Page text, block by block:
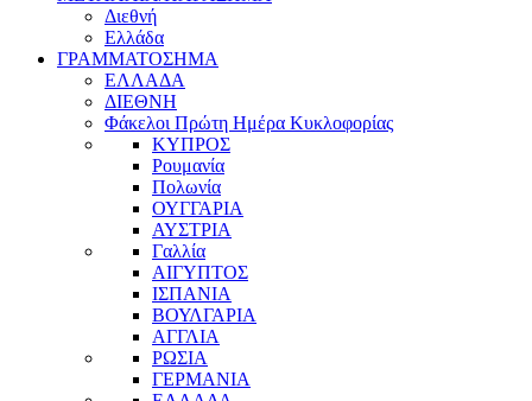
Διεθνή
Ελλάδα
ΓΡΑΜΜΑΤΟΣΗΜΑ
ΕΛΛΑΔΑ
ΔΙΕΘΝΗ
Φάκελοι Πρώτη Ημέρα Κυκλοφορίας
ΚΥΠΡΟΣ
Ρουμανία
Πολωνία
ΟΥΓΓΑΡΙΑ
ΑΥΣΤΡΙΑ
Γαλλία
ΑΙΓΥΠΤΟΣ
ΙΣΠΑΝΙΑ
ΒΟΥΛΓΑΡΙΑ
ΑΓΓΛΙΑ
ΡΩΣΙΑ
ΓΕΡΜΑΝΙΑ